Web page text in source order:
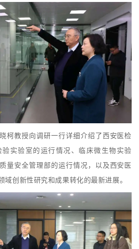
柯教授向调研一行详细介绍了西安医检
实验室的运行情况、临床微生物实验
量安全管理部的运行情况，以及西安医
域创新性研究和成果转化的最新进展。